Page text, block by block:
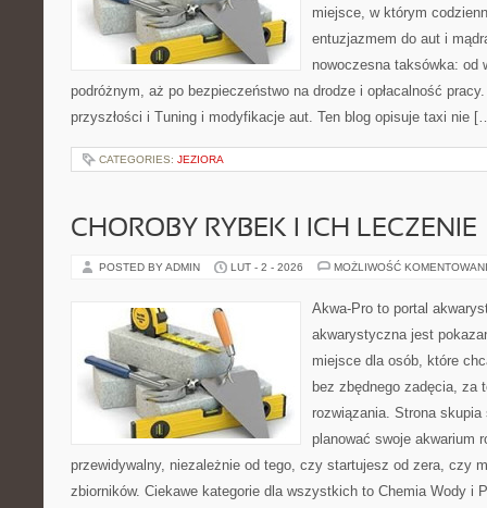
miejsce, w którym
entuzjazmem do aut i
nowoczesna taksówka: od
podróżnym, aż po bezpieczeństwo na drodze i opłacalność
przyszłości i Tuning i modyfikacje aut. Ten blog opisuje taxi nie
CATEGORIES: JEZIORA
CHOROBY RYBEK I ICH LECZENIE
POSTED BY ADMIN LUT - 2 - 2026 MOŻLIWOŚĆ
Akwa-Pro to portal
akwarystyczna jest
miejsce dla osób, które
bez zbędnego zadęcia, za
rozwiązania. Strona
planować swoje akwarium
przewidywalny, niezależnie od tego, czy startujesz od zera, czy
zbiorników. Ciekawe kategorie dla wszystkich to Chemia Wody i